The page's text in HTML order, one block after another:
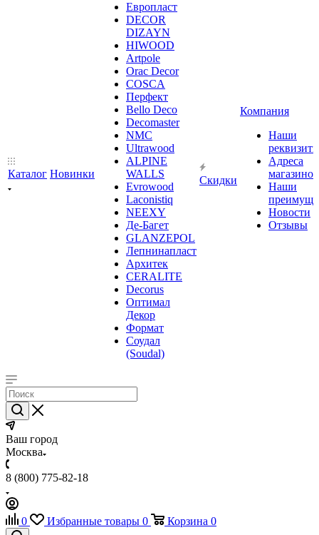
Каталог Новинки
Европласт
DECOR
DIZAYN
HIWOOD
Artpole
Orac Decor
COSCA
Перфект
Bello Deco
Decomaster
NMС
Ultrawood
ALPINE
WALLS
Evrowood
Laconistiq
NEEXY
Де-Багет
GLANZEPOL
Лепнинапласт
Архитек
CERALITE
Decorus
Оптимал
Декор
Формат
Соудал
(Soudal)
Скидки
Компания
Наши
Адреса
магазинов
Наши
Новости
Отзывы
Ваш город
Москва
8 (800) 775-82-18
0 Избранные товары 0 Корзина 0